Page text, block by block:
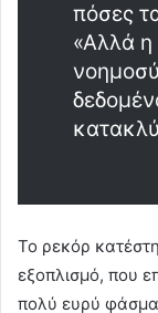
πόσες
«Αλλά η
Το ρεκόρ
εξοπλισμό, που
πολύ ευρύ